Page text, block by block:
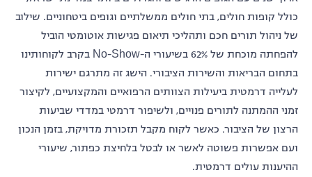
כולל קופות חולים, בתי חולים ממשלתיים וגופים ביטחוניים. שילוב
של ניהול תורים חכם ותהליכי תיאום פגישות אוטומטי הוביל
להפחתה מוכחת של 62% בשיעורי ה-No-Show בקרב לקוחותינו
בתחום הבריאות והשירות הציבורי. הישג זה מתרגם ישירות
לעלייה דרמטית ביעילות הצוותים הרפואיים והמקצועיים, לקיצור
זמני ההמתנה לתורים פנויים, ולשיפור דרמטי במדדי שביעות
הרצון של הציבור. כאשר לקוח מקבל תזכורת מדויקת, בזמן הנכון
ועם אפשרות פשוטה לאשר או לבטל בלחיצת כפתור, שיעורי
ההיענות עולים דרמטית.